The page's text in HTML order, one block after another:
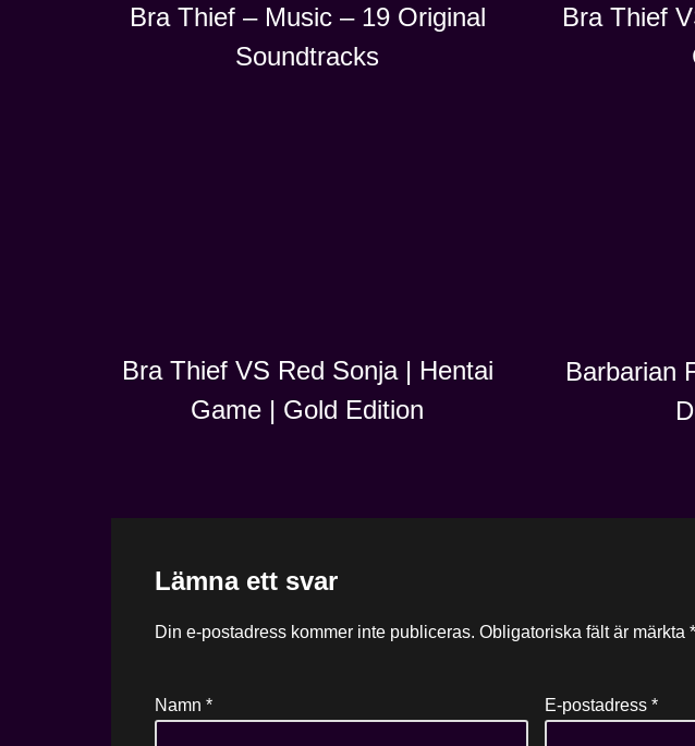
Bra Thief – Music – 19 Original
Soundtracks
Bra Thief
Bra Thief VS Red Sonja | Hentai
Game | Gold Edition
Barbarian
Lämna ett svar
Din e-postadress kommer inte publiceras. Obligatoriska fält är märkta *
Namn * E-postadress*